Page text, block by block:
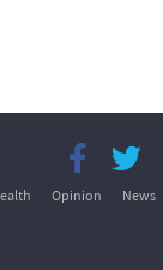
Opinion News